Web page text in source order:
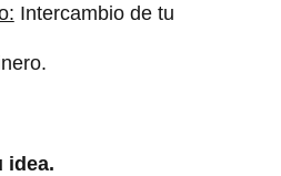
Intercambio de tu
idea.